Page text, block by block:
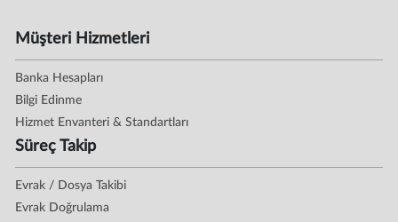
Müşteri Hizmetleri
Banka Hesapları
Bilgi Edinme
Hizmet Envanteri & Standartları
Süreç Takip
Evrak / Dosya Takibi
Evrak Doğrulama